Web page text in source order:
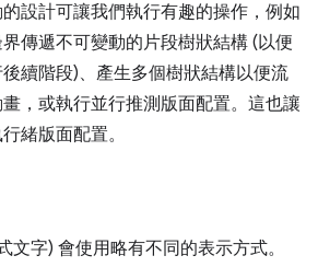
設計可讓我們執行有趣的操作，例如
傳遞不可變動的片段樹狀結構 (以便
續階段)、產生多個樹狀結構以便流
，或執行並行推測版面配置。這也讓
緒版面配置。
文字) 會使用略有不同的表示方式。